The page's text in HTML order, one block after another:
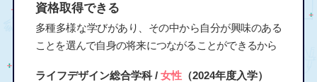
資格取得できる
多種多様な学びがあり、その中から自分が興味のある
ことを選んで自身の将来につながることができるから
ライフデザイン総合学科 / 女性（2024年度入学）